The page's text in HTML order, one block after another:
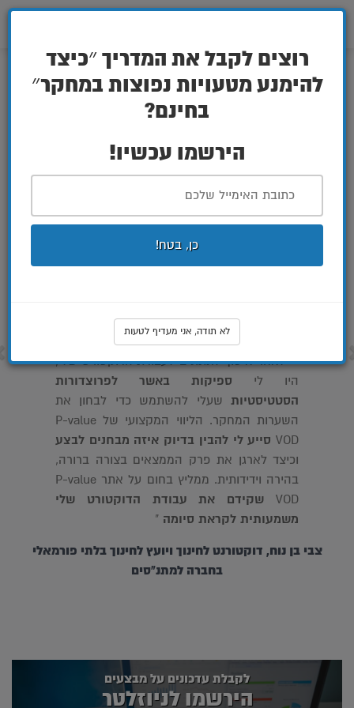
P-
מה הלקוחות שלנו אומרים עלינו?
"
״ לאחר איסוף הנתונים לעבודת הדוקטורט שלי,
היו לי ספיקות באשר לפרוצדורות
הסטטיסטיות שעלי להשתמש כדי לבחון את
השערות המחקר. הליווי המקצועי של P-value
VOD סייע לי להבין בדיוק איזה מבחנים לבצע
וכיצד לארגן את פרק הממצאים בצורה ברורה,
בהירה וידידותית. ממליץ בחום על אתר P-value
VOD
שקידם את עבודת הדוקטורט שלי
משמעותית לקראת סיומה "
צבי בן נוח, דוקטורנט לחינוך ויועץ לחינוך בלתי פורמאלי
בחברה למתנ"סים
לקבלת עדכונים על מבצעים
הירשמו לניוזלטר
רוצים לקבל את המדריך ״כיצד
להימנע מטעויות נפוצות במחקר״
בחינם?
הירשמו עכשיו!
כן, בטח!
לא תודה, אני מעדיף לטעות